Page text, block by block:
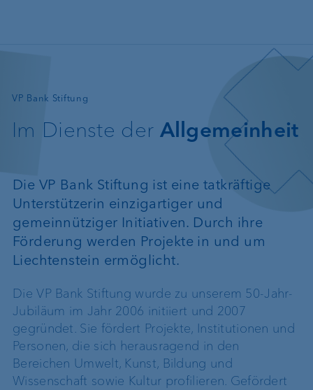
VP Bank Stiftung
—
Im Dienste der Allgemeinheit
Die VP Bank Stiftung ist eine tatkräftige
Unterstützerin einzigartiger und
gemeinnütziger Initiativen. Durch ihre
Förderung werden Projekte in und um
Liechtenstein ermöglicht.
Die VP Bank Stiftung wurde zu unserem 50-Jahr-
Jubiläum im Jahr 2006 initiiert und 2007
gegründet. Sie fördert Projekte, Institutionen und
Personen, die sich herausragend in den
Bereichen Umwelt, Kunst, Bildung und
Wissenschaft sowie Kultur profilieren. Gefördert